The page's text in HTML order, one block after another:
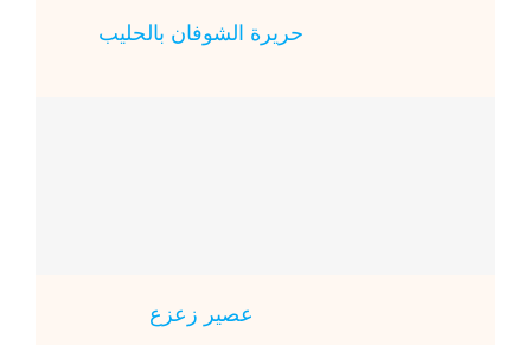
حريرة الشوفان بالحليب
عصير زعزع